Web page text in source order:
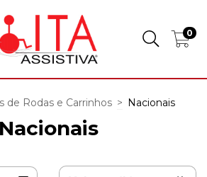
0
de Rodas e Carrinhos > Nacionais
Nacionais